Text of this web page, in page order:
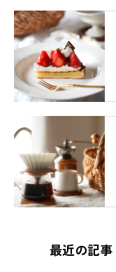
最近の記事